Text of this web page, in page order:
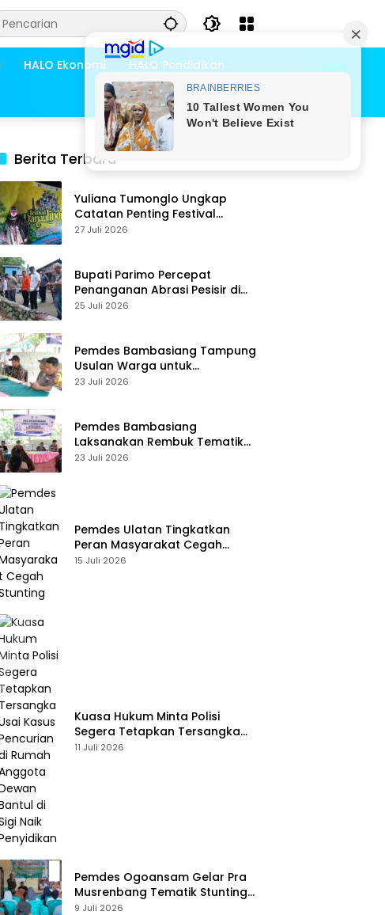
HALO Ekonomi HALO Pendidikan
Berita Terbaru
Yuliana Tumonglo Ungkap
Catatan Penting Festival
Danau Lindu: Parkir hingga
27 Juli 2026
Bupati Parimo Percepat
Penanganan Abrasi Pesisir di
Desa Palasa Tengah
25 Juli 2026
Pemdes Bambasiang Tampung
Usulan Warga untuk
Penyusunan RKPDes 2027
23 Juli 2026
Pemdes Bambasiang
Laksanakan Rembuk Tematik
Stunting
23 Juli 2026
Pemdes Ulatan Tingkatkan
Peran Masyarakat Cegah
Stunting
15 Juli 2026
Kuasa Hukum Minta Polisi
Segera Tetapkan Tersangka
Usai Kasus Pencurian di Rumah
11 Juli 2026
Pemdes Ogoansam Gelar Pra
Musrenbang Tematik Stunting
dan RKPDes 2027
9 Juli 2026